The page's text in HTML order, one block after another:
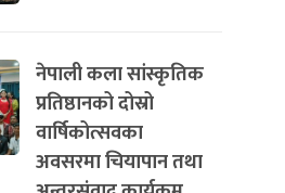
नेपाली कला सांस्कृतिक
प्रतिष्ठानको दोस्रो
वार्षिकोत्सवका
अवसरमा चियापान तथा